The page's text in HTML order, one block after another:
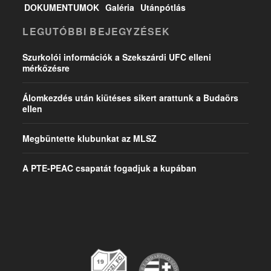
DOKUMENTUMOK Galéria Utánpótlás
LEGUTÓBBI BEJEGYZÉSEK
Szurkolói információk a Szekszárdi UFC elleni
mérkőzésre
Álomkezdés után kiütéses sikert arattunk a Budaörs
ellen
Megbüntette klubunkat az MLSZ
A PTE-PEAC csapatát fogadjuk a kupában